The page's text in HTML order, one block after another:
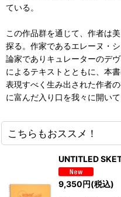
ている。
この作品群を通じて、作者は
探る。作家であるエレーヌ・
論家でありキュレーターのデ
によるテキストとともに、本
表現すべく生み出された作者
に富んだ入り口を我々に開いて
こちらもおススメ！
UNTITLED
9,350円(税込)